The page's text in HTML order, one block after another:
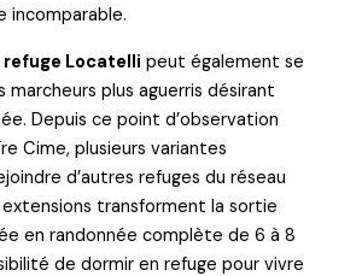
incomparable.
refuge Locatelli peut également se
marcheurs plus aguerris désirant
Depuis ce point d’observation
Cime, plusieurs variantes
d’autres refuges du réseau
transforment la sortie
en randonnée complète de 6 à 8
de dormir en refuge pour vivre